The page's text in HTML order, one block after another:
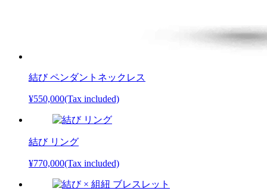
結び ペンダントネックレス
¥550,000(Tax included)
結び リング
¥770,000(Tax included)